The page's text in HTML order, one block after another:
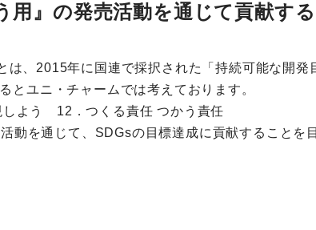
用』の発売活動を通じて貢献す
は、2015年に国連で採択された「持続可能な開
とユニ・チャームでは考えております。
よう 12．つくる責任 つかう責任
動を通じて、SDGsの目標達成に貢献することを